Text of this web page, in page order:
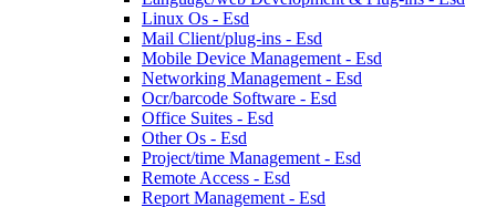
Linux Os - Esd
Mail Client/plug-ins - Esd
Mobile Device Management - Esd
Networking Management - Esd
Ocr/barcode Software - Esd
Office Suites - Esd
Other Os - Esd
Project/time Management - Esd
Remote Access - Esd
Report Management - Esd